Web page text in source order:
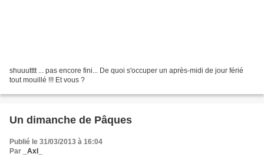
shuuutttt ... pas encore fini... De quoi s'occuper un après-midi de jour férié
tout mouillé !!! Et vous ?
Un dimanche de Pâques
Publié le 31/03/2013 à 16:04
Par
_Axl_